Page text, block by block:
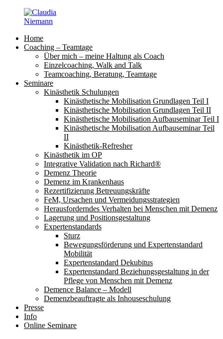
Claudia
Home
Coaching – Teamtage
Über mich – meine Haltung als Coach
Einzelcoaching, Walk and Talk
Teamcoaching, Beratung, Teamtage
Seminare
Kinästhetik Schulungen
Kinästhetische Mobilisation Grundlagen Teil I
Kinästhetische Mobilisation Grundlagen Teil II
Kinästhetische Mobilisation Aufbauseminar Teil I
Kinästhetische Mobilisation Aufbauseminar Teil
II
Kinästhetik-Refresher
Kinästhetik im OP
Integrative Validation nach Richard®
Demenz Theorie
Demenz im Krankenhaus
Rezertifizierung Betreuungskräfte
FeM, Ursachen und Vermeidungsstrategien
Herausforderndes Verhalten bei Menschen mit Demenz
Lagerung und Positionsgestaltung
Expertenstandards
Sturz
Bewegungsförderung und Expertenstandard
Mobilität
Expertenstandard Dekubitus
Expertenstandard Beziehungsgestaltung in der
Pflege von Menschen mit Demenz
Demence Balance – Modell
Demenzbeauftragte als Inhouseschulung
Presse
Info
Online Seminare